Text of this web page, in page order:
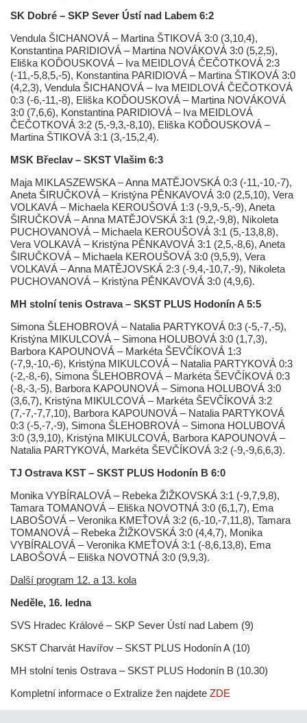
SK Dobré – SKP Sever Ústí nad Labem 6:2
Vendula ŠICHANOVÁ – Martina ŠTIKOVÁ 3:0 (3,10,4),
Konstantina PARIDIOVÁ – Martina NOVÁKOVÁ 3:0 (5,2,5),
Eliška KOĎOUSKOVÁ – Iva MEIDLOVÁ ČEČOTKOVÁ 2:3
(-11,-5,8,5,-5), Konstantina PARIDIOVÁ – Martina ŠTIKOVÁ 3:0
(4,2,3), Vendula ŠICHANOVÁ – Iva MEIDLOVÁ ČEČOTKOVÁ
0:3 (-6,-11,-8), Eliška KOĎOUSKOVÁ – Martina NOVÁKOVÁ
3:0 (7,6,6), Konstantina PARIDIOVÁ – Iva MEIDLOVÁ
ČEČOTKOVÁ 3:2 (5,-9,3,-8,10), Eliška KOĎOUSKOVÁ –
Martina ŠTIKOVÁ 3:1 (3,-15,2,4).
MSK Břeclav – SKST Vlašim 6:3
Maja MIKLASZEWSKA – Anna MATĚJOVSKÁ 0:3 (-11,-10,-7),
Aneta ŠIRUČKOVÁ – Kristýna PĚNKAVOVÁ 3:0 (2,5,10), Vera
VOLKAVÁ – Michaela KEROUŠOVÁ 1:3 (-9,9,-5,-9), Aneta
ŠIRUČKOVÁ – Anna MATĚJOVSKÁ 3:1 (9,2,-9,8), Nikoleta
PUCHOVANOVÁ – Michaela KEROUŠOVÁ 3:1 (5,-13,8,8),
Vera VOLKAVÁ – Kristýna PĚNKAVOVÁ 3:1 (2,5,-8,6), Aneta
ŠIRUČKOVÁ – Michaela KEROUŠOVÁ 3:0 (9,5,9), Vera
VOLKAVÁ – Anna MATĚJOVSKÁ 2:3 (-9,4,-10,7,-9), Nikoleta
PUCHOVANOVÁ – Kristýna PĚNKAVOVÁ 3:0 (4,9,6).
MH stolní tenis Ostrava – SKST PLUS Hodonín A 5:5
Simona ŠLEHOBROVÁ – Natalia PARTYKOVÁ 0:3 (-5,-7,-5),
Kristýna MIKULCOVÁ – Simona HOLUBOVÁ 3:0 (1,7,3),
Barbora KAPOUNOVÁ – Markéta ŠEVČÍKOVÁ 1:3
(-7,9,-10,-6), Kristýna MIKULCOVÁ – Natalia PARTYKOVÁ 0:3
(-2,-8,-6), Simona ŠLEHOBROVÁ – Markéta ŠEVČÍKOVÁ 0:3
(-8,-3,-5), Barbora KAPOUNOVÁ – Simona HOLUBOVÁ 3:0
(3,6,7), Kristýna MIKULCOVÁ – Markéta ŠEVČÍKOVÁ 3:2
(7,-7,-7,7,10), Barbora KAPOUNOVÁ – Natalia PARTYKOVÁ
0:3 (-5,-7,-9), Simona ŠLEHOBROVÁ – Simona HOLUBOVÁ
3:0 (3,9,10), Kristýna MIKULCOVÁ, Barbora KAPOUNOVÁ –
Natalia PARTYKOVÁ, Markéta ŠEVČÍKOVÁ 3:2 (-9,-9,6,6,3).
TJ Ostrava KST – SKST PLUS Hodonín B 6:0
Monika VYBÍRALOVÁ – Rebeka ŽIŽKOVSKÁ 3:1 (-9,7,9,8),
Tamara TOMANOVÁ – Eliška NOVOTNÁ 3:0 (6,1,7), Ema
LABOŠOVÁ – Veronika KMEŤOVÁ 3:2 (6,-10,-7,11,8), Tamara
TOMANOVÁ – Rebeka ŽIŽKOVSKÁ 3:0 (4,4,7), Monika
VYBÍRALOVÁ – Veronika KMEŤOVÁ 3:1 (-8,6,13,8), Ema
LABOŠOVÁ – Eliška NOVOTNÁ 3:0 (9,9,3).
Další program 12. a 13. kola
Neděle, 16. ledna
SVS Hradec Králové – SKP Sever Ústí nad Labem (9)
SKST Charvát Havířov – SKST PLUS Hodonín A (10)
MH stolní tenis Ostrava – SKST PLUS Hodonín B (10.30)
Kompletní informace o Extralize žen najdete ZDE